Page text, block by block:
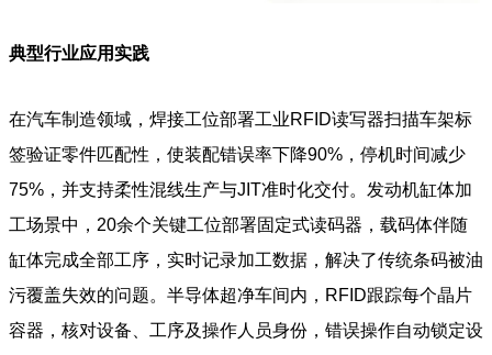
典型行业应用实践
在汽车制造领域，焊接工位部署工业RFID读写器扫描车架标
签验证零件匹配性，使装配错误率下降90%，停机时间减少
75%，并支持柔性混线生产与JIT准时化交付。发动机缸体加
工场景中，20余个关键工位部署固定式读码器，载码体伴随
缸体完成全部工序，实时记录加工数据，解决了传统条码被油
污覆盖失效的问题。半导体超净车间内，RFID跟踪每个晶片
容器，核对设备、工序及操作人员身份，错误操作自动锁定设